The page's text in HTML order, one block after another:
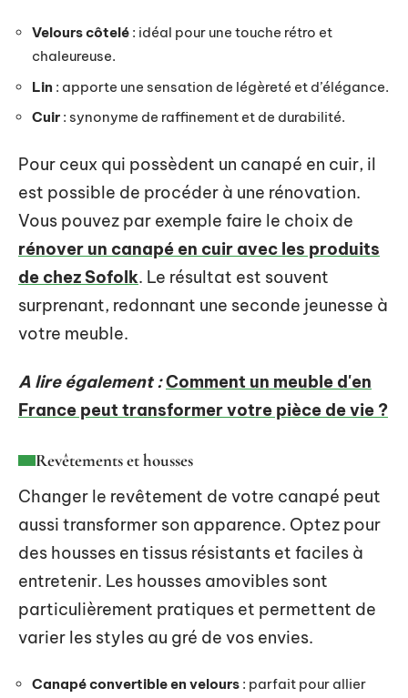
Velours côtelé : idéal pour une touche rétro et
chaleureuse.
Lin : apporte une sensation de légèreté et d’élégance.
Cuir : synonyme de raffinement et de durabilité.
Pour ceux qui possèdent un canapé en cuir, il
est possible de procéder à une rénovation.
Vous pouvez par exemple faire le choix de
rénover un canapé en cuir avec les produits
de chez Sofolk. Le résultat est souvent
surprenant, redonnant une seconde jeunesse à
votre meuble.
A lire également :Comment un meuble d'en
France peut transformer votre pièce de vie ?
Revêtements et housses
Changer le revêtement de votre canapé peut
aussi transformer son apparence. Optez pour
des housses en tissus résistants et faciles à
entretenir. Les housses amovibles sont
particulièrement pratiques et permettent de
varier les styles au gré de vos envies.
Canapé convertible en velours : parfait pour allier